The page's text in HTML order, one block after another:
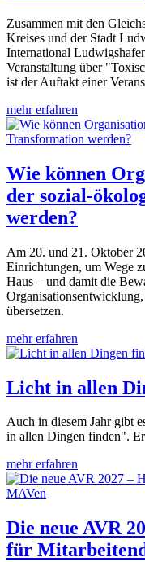
Zusammen mit den
Kreises und der Stadt
International
Veranstaltung über
ist der Auftakt einer
mehr erfahren
Wie können
der sozial-
werden?
Am 20. und 21. Oktober
Einrichtungen, um Wege
Haus – und damit die
übersetzen.
mehr erfahren
Licht in allen
Auch in diesem Jahr gibt
in allen Dingen finden".
mehr erfahren
Die neue AVR
für